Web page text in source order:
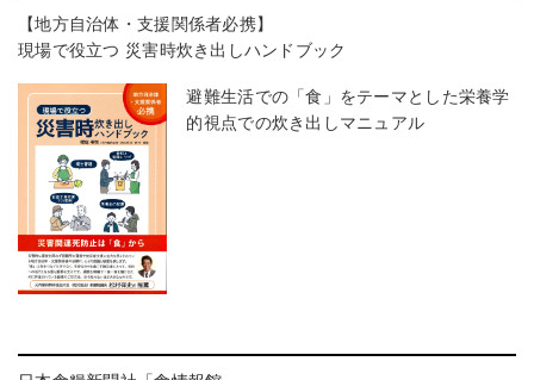
【地方自治体・支援関係者必携】
現場で役立つ 災害時炊き出しハンドブック
避難生活での「食」をテーマとした栄養学
的視点での炊き出しマニュアル